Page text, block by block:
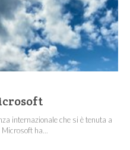
internazionale che si è tenuta a
ha...